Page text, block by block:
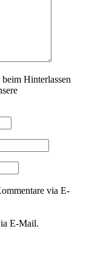
Hinterlassen
via E-
E-Mail.